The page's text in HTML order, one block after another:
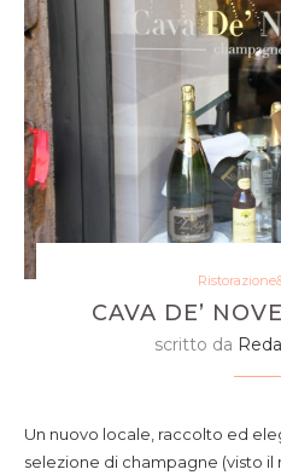
CAVA DE’
scritto da
Un nuovo locale, raccolto ed
selezione di champagne (visto